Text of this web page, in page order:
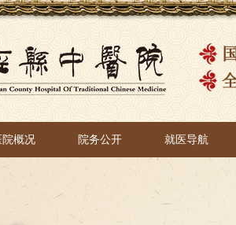
院概况 院务公开 就医导航